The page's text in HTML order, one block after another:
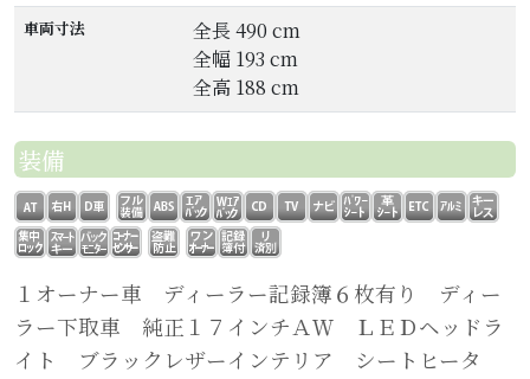
車両寸法
全長 490 cm
全幅 193 cm
全高 188 cm
装備
１オーナー車 ディーラー記録簿６枚有り ディー
ラー下取車 純正１７インチＡＷ ＬＥＤヘッドラ
イト ブラックレザーインテリア シートヒータ